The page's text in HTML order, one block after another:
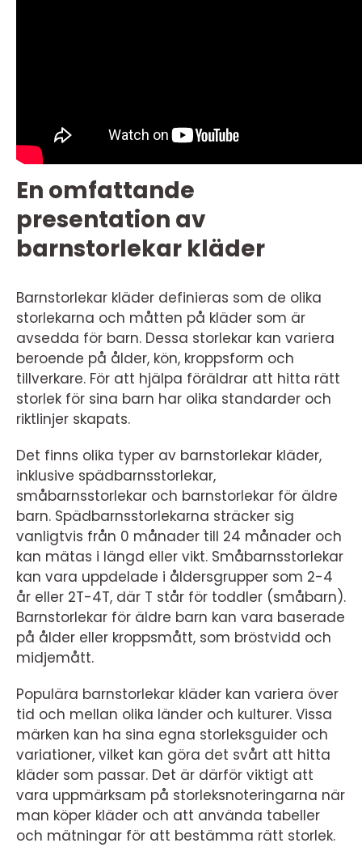
En omfattande
presentation av
barnstorlekar kläder
Barnstorlekar kläder definieras som de olika
storlekarna och måtten på kläder som är
avsedda för barn. Dessa storlekar kan variera
beroende på ålder, kön, kroppsform och
tillverkare. För att hjälpa föräldrar att hitta rätt
storlek för sina barn har olika standarder och
riktlinjer skapats.
Det finns olika typer av barnstorlekar kläder,
inklusive spädbarnsstorlekar,
småbarnsstorlekar och barnstorlekar för äldre
barn. Spädbarnsstorlekarna sträcker sig
vanligtvis från 0 månader till 24 månader och
kan mätas i längd eller vikt. Småbarnsstorlekar
kan vara uppdelade i åldersgrupper som 2-4
år eller 2T-4T, där T står för toddler (småbarn).
Barnstorlekar för äldre barn kan vara baserade
på ålder eller kroppsmått, som bröstvidd och
midjemått.
Populära barnstorlekar kläder kan variera över
tid och mellan olika länder och kulturer. Vissa
märken kan ha sina egna storleksguider och
variationer, vilket kan göra det svårt att hitta
kläder som passar. Det är därför viktigt att
vara uppmärksam på storleksnoteringarna när
man köper kläder och att använda tabeller
och mätningar för att bestämma rätt storlek.